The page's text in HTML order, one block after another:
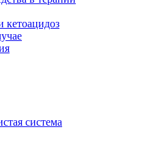
кетоацидоз
система